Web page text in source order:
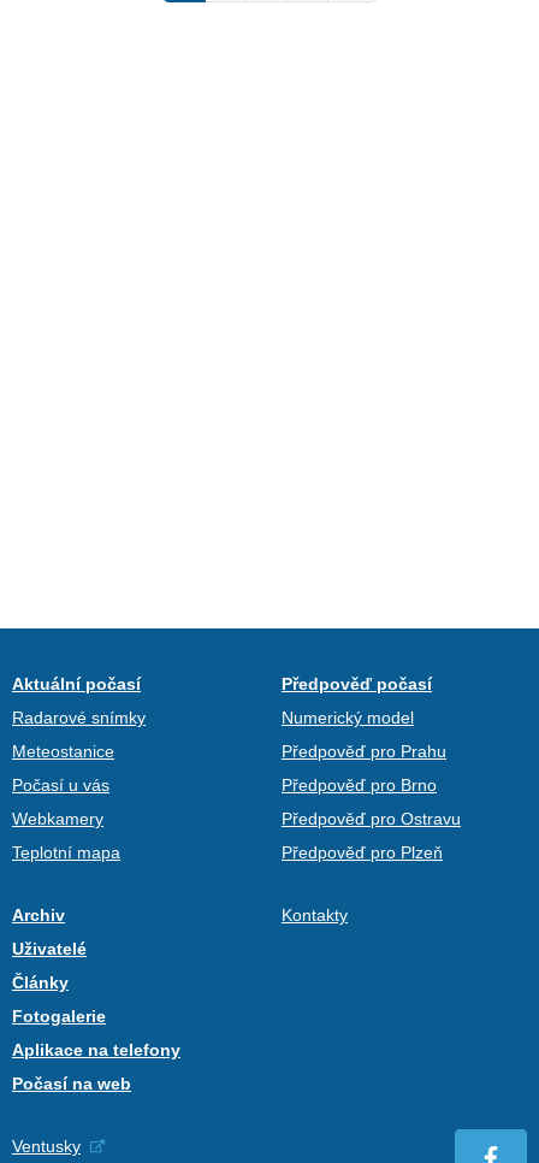
Aktuální počasí
Radarové snímky
Meteostanice
Počasí u vás
Webkamery
Teplotní mapa
Předpověď počasí
Numerický model
Předpověď pro Prahu
Předpověď pro Brno
Předpověď pro Ostravu
Předpověď pro Plzeň
Archiv
Uživatelé
Články
Fotogalerie
Aplikace na telefony
Počasí na web
Kontakty
Ventusky